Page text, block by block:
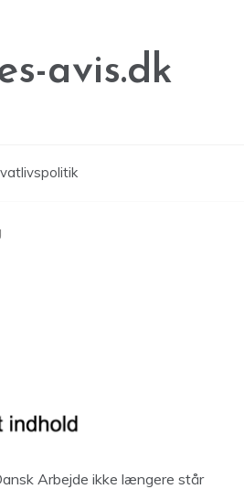
avis.dk
Arbejde ikke længere står